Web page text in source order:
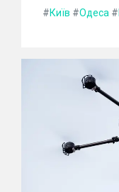
#Київ #Одеса #